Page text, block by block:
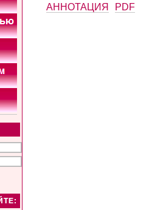
АННОТАЦИЯ PDF